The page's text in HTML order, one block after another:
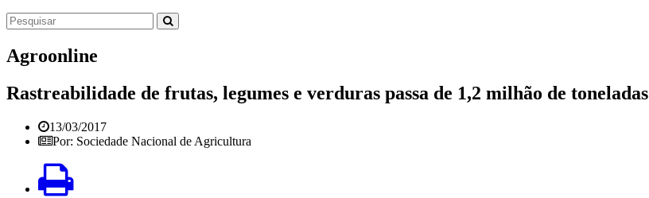
Agroonline
Rastreabilidade de frutas, legumes e verduras passa de 1,2 milhão de toneladas
13/03/2017
Por: Sociedade Nacional de Agricultura